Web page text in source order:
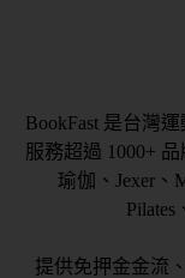
BookFast 是台灣
服務超過 1000+
瑜伽、Jexer、
提供免押金金流